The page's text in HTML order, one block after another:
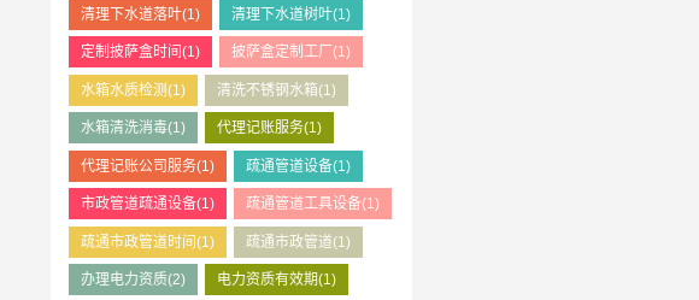
清理下水道落叶(1) 清理下水道树叶(1)
定制披萨盒时间 (1) 披萨盒定制工厂 (1)
水箱水质检测(1) 清洗不锈钢水箱(1)
水箱清洗消毒(1) 代理记账服务(1)
代理记账公司服务(1) 疏通管道设备(1)
市政管道疏通设备(1) 疏通管道工具设备(1)
疏通市政管道时间(1) 疏通市政管道(1)
办理电力资质(2) 电力资质有效期(1)